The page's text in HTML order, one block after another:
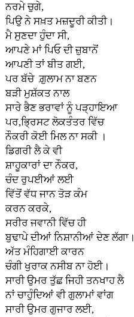
ਨਰਮੇ ਚੁਗੇ,
ਪਿਉ ਨੇ ਸਖ਼ਤ ਮਜ਼ਦੂਰੀ ਕੀਤੀ।
ਮੈ ਸੁਣਦਾ ਹੁੰਦਾ ਸੀ,
ਆਪਣੇ ਮਾਂ ਪਿਓ ਦੀ ਜ਼ੁਬਾਨੋਂ
ਆਪਣੀ ਤਾਂ ਬੀਤ ਗਈ,
ਪਰ ਬੱਚੇ ਗ਼ੁਲਾਮ ਨਾ ਬਣਨ
ਬੜੀ ਮੁਸ਼ੱਕਤ ਨਾਲ
ਸਾਰੇ ਭੈਣ ਭਰਾਵਾਂ ਨੂੰ ਪੜ੍ਹਾਇਆ
ਪਰ,ਭ੍ਰਿਸਟ ਲੋਕਤੰਤਰ ਵਿੱਚ
ਨੌਕਰੀ ਕੋਈ ਮਿਲ ਨਾ ਸਕੀ ।
ਡਿਗਰੀ ਲੈ ਕੇ ਵੀ
ਸ਼ਾਹੂਕਾਰਾਂ ਦਾ ਨੌਕਰ,
ਚੰਦ ਰੁਪਈਆਂ ਲਈ
ਵਿੱਤੋਂ ਵੱਧ ਜਾਨ ਤੋੜ ਕੰਮ
ਕਰਨ ਕਰਕੇ,
ਸਰੀਰ ਜਵਾਨੀ ਵਿੱਚ ਹੀ
ਬੁਢਾਪੇ ਦੀਆਂ ਨਿਸ਼ਾਨੀਆਂ ਦੇਣ ਲੱਗਾ।
ਅੱਤ ਮੰਹਿਗਾਈ ਕਾਰਨ
ਚੰਗੀ ਖੁਰਾਕ ਨਸੀਬ ਨਾ ਹੋਈ।
ਸਾਰੀ ਉਮਰ ਤੁੱਛ ਜਿਹੀ ਤਨਖਾਹ ਲੈ
ਨਾਂ ਚਾਹੁੰਦਿਆਂ ਵੀ ਗੁਲਾਮਾਂ ਵਾਂਗ
ਸਾਰੀ ਉਮਰ ਗੁਜਾਰ ਲਈ,